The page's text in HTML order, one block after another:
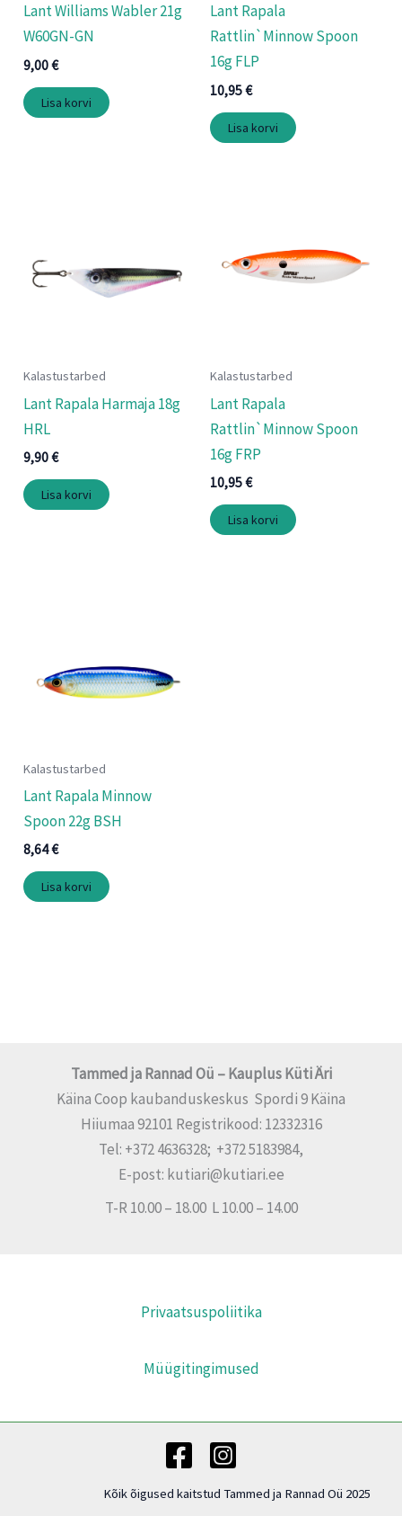
Lant Williams Wabler 21g
W60GN-GN
9,00€
Lisa korvi
Lant Rapala
Rattlin`Minnow Spoon
16g FLP
10,95€
Lisa korvi
Kalastustarbed
Lant Rapala Harmaja 18g
HRL
9,90€
Lisa korvi
Kalastustarbed
Lant Rapala
Rattlin`Minnow Spoon
16g FRP
10,95€
Lisa korvi
Kalastustarbed
Lant Rapala Minnow
Spoon 22g BSH
8,64€
Lisa korvi
Tammed ja Rannad Oü – Kauplus Küti Äri
Käina Coop kaubanduskeskus Spordi 9 Käina
Hiiumaa 92101 Registrikood: 12332316
Tel: +372 4636328; +372 5183984,
E-post: kutiari@kutiari.ee
T-R 10.00 – 18.00 L 10.00 – 14.00
Privaatsuspoliitika
Müügitingimused
Kõik õigused kaitstud Tammed ja Rannad Oü 2025